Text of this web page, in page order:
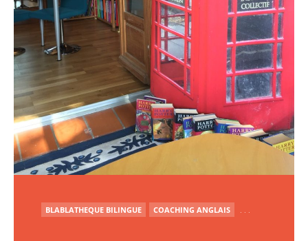
PUBLIÉ
BLABLATHEQUE BILINGUE COACHING ANGLAIS